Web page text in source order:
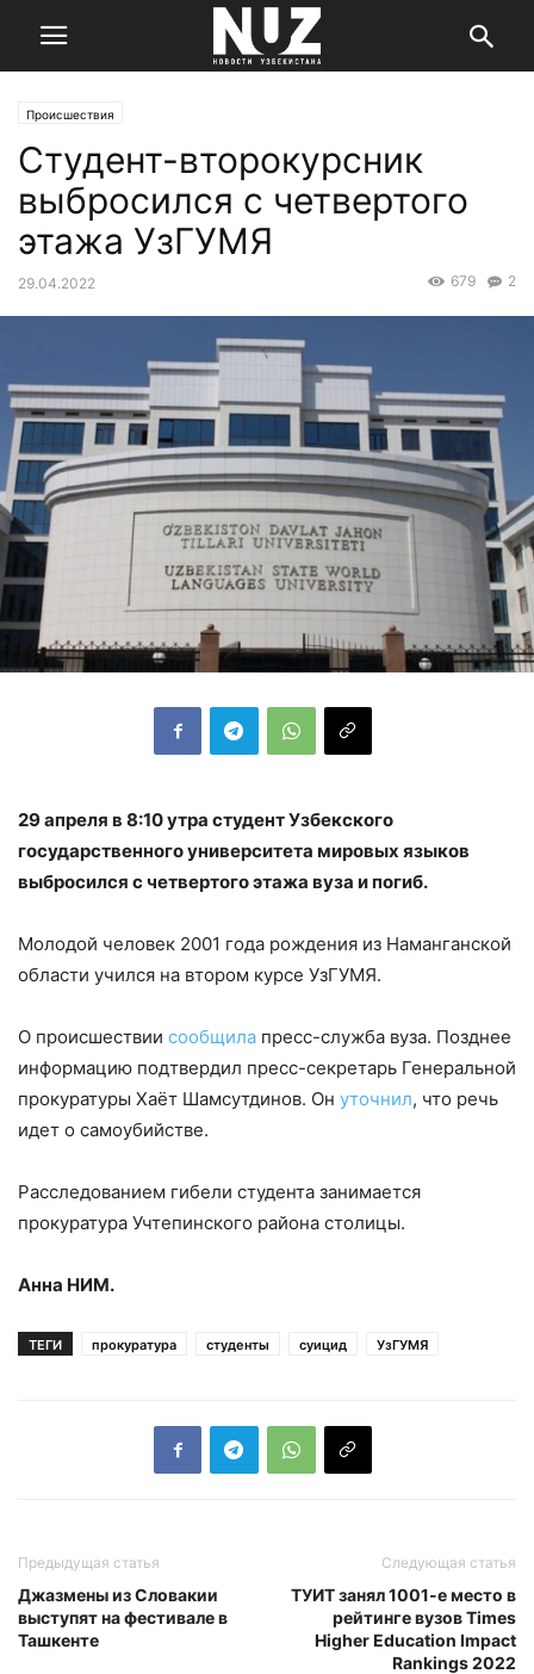
Происшествия
Студент-второкурсник
выбросился с четвертого
этажа УзГУМЯ
29.04.2022 2
679
29 апреля в 8:10 утра студент Узбекского
государственного университета мировых языков
выбросился с четвертого этажа вуза и погиб.
Молодой человек 2001 года рождения из Наманганской
области учился на втором курсе УзГУМЯ.
О происшествии сообщила пресс-служба вуза. Позднее
информацию подтвердил пресс-секретарь Генеральной
прокуратуры Хаёт Шамсутдинов. Он уточнил, что речь
идет о самоубийстве.
Расследованием гибели студента занимается
прокуратура Учтепинского района столицы.
Анна НИМ.
ТЕГИ прокуратура студенты суицид УзГУМЯ
Предыдущая статья
Джазмены из Словакии
выступят на фестивале в
Ташкенте
Следующая статья
ТУИТ занял 1001-е место в
рейтинге вузов Times
Higher Education Impact
Rankings 2022